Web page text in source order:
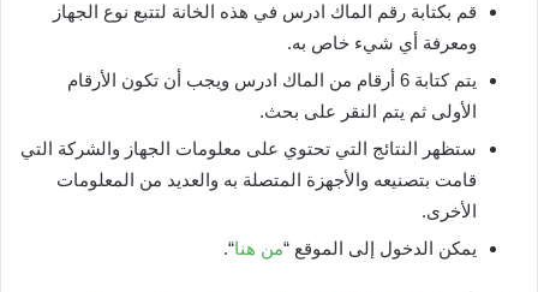
قم بكتابة رقم الماك ادرس في هذه الخانة لتتبع نوع الجهاز
ومعرفة أي شيء خاص به.
يتم كتابة 6 أرقام من الماك ادرس ويجب أن تكون الأرقام
الأولى ثم يتم النقر على بحث.
ستظهر النتائج التي تحتوي على معلومات الجهاز والشركة التي
قامت بتصنيعه والأجهزة المتصلة به والعديد من المعلومات
الأخرى.
يمكن الدخول إلى الموقع “من هنا“.